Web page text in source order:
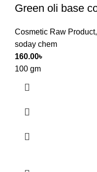
Green oli base
Cosmetic Raw Product,
soday chem
160.00৳
100 gm